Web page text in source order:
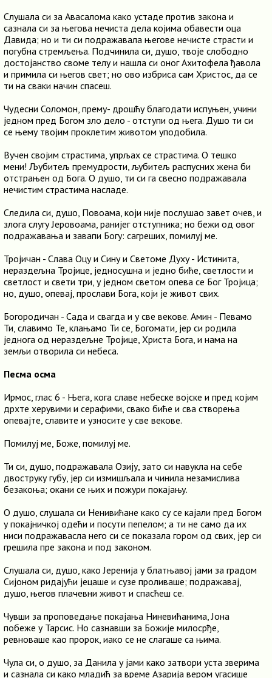
Слушала си за Авасалома како устаде против закона и
сазнала си за његова нечиста дела којима обавести оца
Давида; но и ти си подражавала његове нечисте страсти и
погубна стремљења. Подчинила си, душо, твоје слободно
достојанство своме телу и нашла си оног Ахитофела ђавола
и примила си његов свет; но ово избриса сам Христос, да се
ти на сваки начин спасеш.
Чудесни Соломон, прему- дрошћу благодати испуњен, учини
једном пред Богом зло дело - отступи од њега. Душо ти си
се њему твојим проклетим животом уподобила.
Вучен својим страстима, упрљах се страстима. О тешко
мени! Љубитељ премудрости, љубитељ распусних жена би
отстрањен од Бога. О душо, ти си га свесно подражавала
нечистим страстима насладе.
Следила си, душо, Повоама, који није послушао завет очев, и
злога слугу Јеровоама, ранијег отступника; но бежи од овог
подражавања и завапи Богу: сагреших, помилуј ме.
Тројичан - Слава Оцу и Сину и Светоме Духу - Истинита,
нераздељна Тројице, једносушна и једно биће, светлости и
светлост и свети три, у једном светом опева се Бог Тројица;
но, душо, опевај, прослави Бога, који је живот свих.
Богородичан - Сада и свагда и у све векове. Амин - Певамо
Ти, славимо Те, клањамо Ти се, Богомати, јер си родила
једнога од нераздељне Тројице, Христа Бога, и нама на
земљи отворила си небеса.
Песма осма
Ирмос, глас 6 - Њега, кога славе небеске војске и пред којим
дрхте херувими и серафими, свако биће и сва створења
опевајте, славите и узносите у све векове.
Помилуј ме, Боже, помилуј ме.
Ти си, душо, подражавала Озију, зато си навукла на себе
двоструку губу, јер си измишљала и чинила незамислива
безакоња; окани се њих и пожури покајању.
О душо, слушала си Ненивићане како су се кајали пред Богом
у покајничкој одећи и посути пепелом; а ти не само да их
ниси подражавасла него си се показала гором од свих, јер си
грешила пре закона и под законом.
Слушала си, душо, како Јеренија у блатњавој јами за градом
Сијоном ридајући јецаше и сузе проливаше; подражавај,
душо, његов плачевни живот и спасћеш се.
Чувши за проповедање покајања Ниневићанима, Јона
побеже у Тарсис. Но сазнавши за Божије милосрђе,
ревноваше као пророк, иако се не слагаше са њима.
Чула си, о душо, за Данила у јами како затвори уста зверима
и сазнала си како младић за време Азарија вером угасише